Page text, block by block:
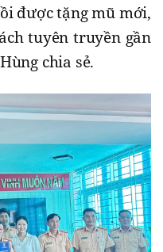
được tặng mũ mới,
tuyên truyền gần
chia sẻ.